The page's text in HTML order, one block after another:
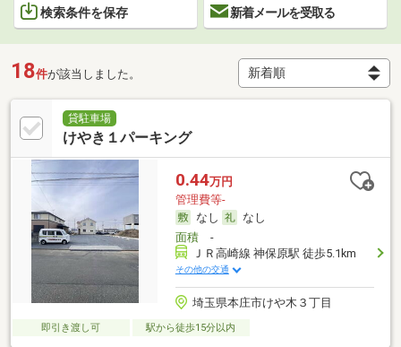
検索条件を保存 新着メールを受取る
18件が該当しました。
貸駐車場
けやき１パーキング
0.44万円
管理費等-
なし
なし
面積-
ＪＲ高崎線 神保原駅 徒歩5.1km
その他の交通
埼玉県本庄市けや木３丁目
即引き渡し可 駅から徒歩15分以内